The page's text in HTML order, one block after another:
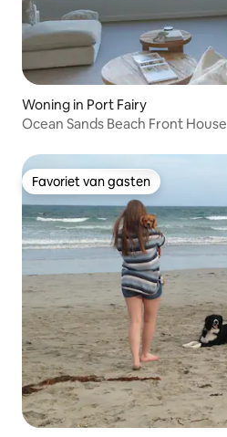
Woning in Port Fairy
Ocean Sands Beach Front House
Favoriet van gasten
Favoriet van gasten